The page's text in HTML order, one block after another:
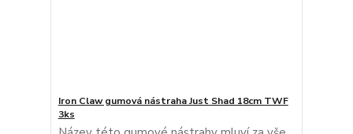
Iron Claw gumová nástraha Just Shad 18cm TWF
3ks